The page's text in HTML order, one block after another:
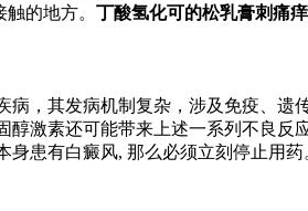
的地方。 丁酸氢化可的松乳膏刺痛痒
，其发病机制复杂，涉及免疫、
激素还可能带来上述一系列不良
身患有白癜风, 那么必须立刻停止用药